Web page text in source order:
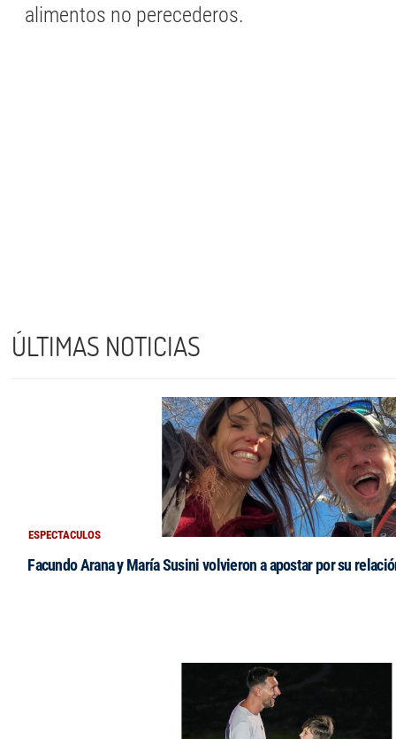
alimentos no perecederos.
ÚLTIMAS NOTICIAS
ESPECTACULOS
Facundo Arana y María Susini volvieron a apostar por su